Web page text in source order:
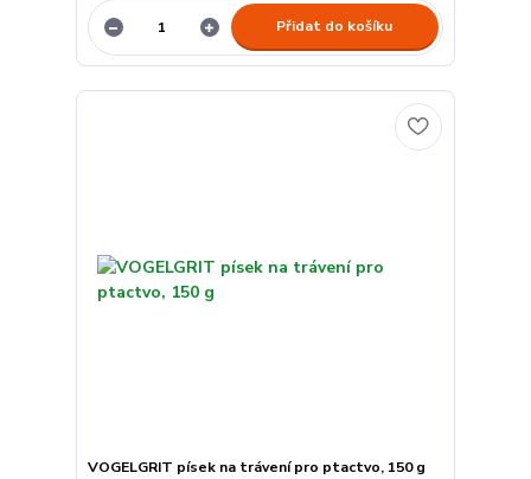
Přidat do košíku
VOGELGRIT písek na trávení pro ptactvo, 150 g